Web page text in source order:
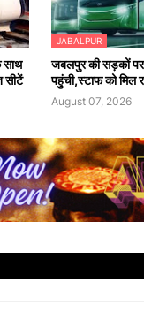
साथ
सीटें
JABALPUR
जबलपुर की सड़कों
पहुंची,स्टाफ को मिल
August 07, 2026